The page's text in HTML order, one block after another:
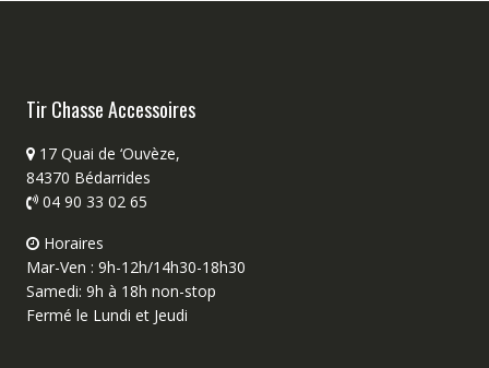
Tir Chasse Accessoires
17 Quai de ‘Ouvèze,
84370 Bédarrides
04 90 33 02 65
Horaires
Mar-Ven : 9h-12h/14h30-18h30
Samedi: 9h à 18h non-stop
Fermé le Lundi et Jeudi